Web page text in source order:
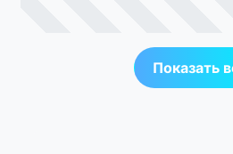
Показать